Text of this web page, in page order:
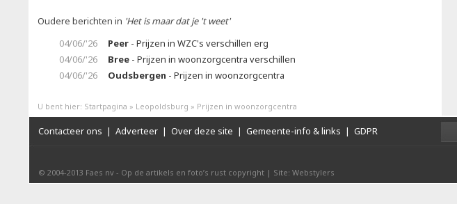
Oudere berichten in 'Het is maar dat je 't weet'
04/06/'26
Peer - Prijzen in WZC's verschillen erg
04/06/'26
Bree - Prijzen in woonzorgcentra verschillen
04/06/'26
Oudsbergen - Prijzen in woonzorgcentra
U bent hier: Startpagina » Leopoldsburg » Prijzen in woonzorgcentra
Contacteer ons | Adverteer | Over deze site | Gemeente-info & links | GDPR
© 2004-2013 Faes nv - Op de artikels en foto’s rust copyright | Site: Webstylers